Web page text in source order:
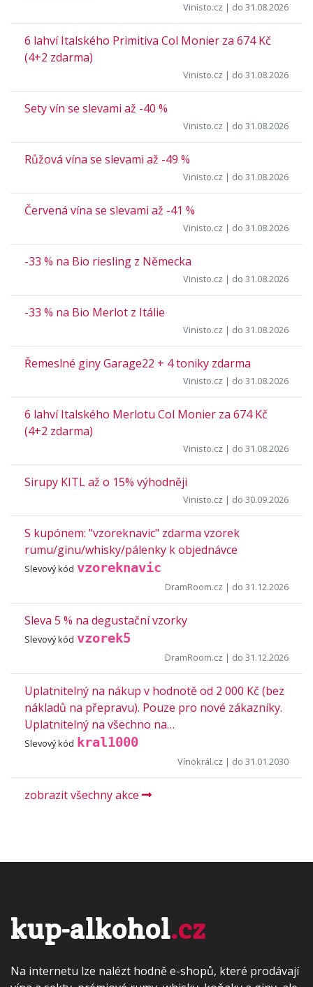
Vinisto.cz | do 31.08.2026
6 lahví Italského Primitiva Col Monier za 674 Kč
(4+2 zdarma)
Vinisto.cz | do 31.08.2026
Sety vín se slevami až -40 %
Vinisto.cz | do 31.08.2026
Růžová vína se slevami až -49 %
Vinisto.cz | do 31.08.2026
Červená vína se slevami až -41 %
Vinisto.cz | do 31.08.2026
-33 % na Bio riesling z Německa
Vinisto.cz | do 31.08.2026
-33 % na Bio Merlot z Itálie
Vinisto.cz | do 31.08.2026
Řemeslné giny Garage22 + 4 toniky zdarma
Vinisto.cz | do 31.08.2026
6 lahví Italského Merlotu Col Monier za 674 Kč
(4+2 zdarma)
Vinisto.cz | do 31.08.2026
Sirupy KITL až o 15% výhodněji
Vinisto.cz | do 30.09.2026
S kupónem: "vzoreknavic" zdarma vzorek
rumu/ginu/whisky/pálenky k objednávce
Slevový kód vzoreknavic
DramRoom.cz | do 31.12.2026
Sleva 5 % na degustační vzorky
Slevový kód vzorek5
DramRoom.cz | do 31.12.2026
Uplatnitelný na nákup v hodnotě od 2 000 Kč (bez
nákladů na přepravu). Pouze pro nové zákazníky.
Uplatnitelný na všechno na…
Slevový kód kral1000
Vínokrál.cz | do 31.01.2030
zobrazit všechny akce
kup-alkohol.cz
Na internetu lze nalézt hodně e-shopů, které prodávají